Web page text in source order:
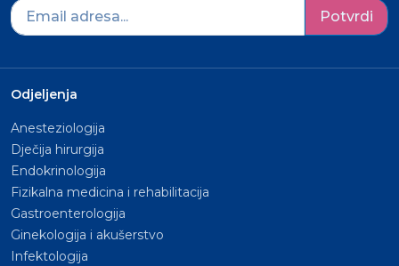
Potvrdi
Odjeljenja
Anesteziologija
Dječija hirurgija
Endokrinologija
Fizikalna medicina i rehabilitacija
Gastroenterologija
Ginekologija i akušerstvo
Infektologija